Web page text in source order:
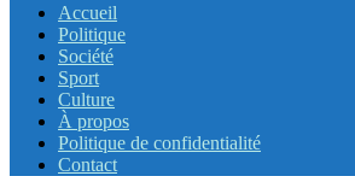
Accueil
Politique
Société
Sport
Culture
À propos
Politique de confidentialité
Contact